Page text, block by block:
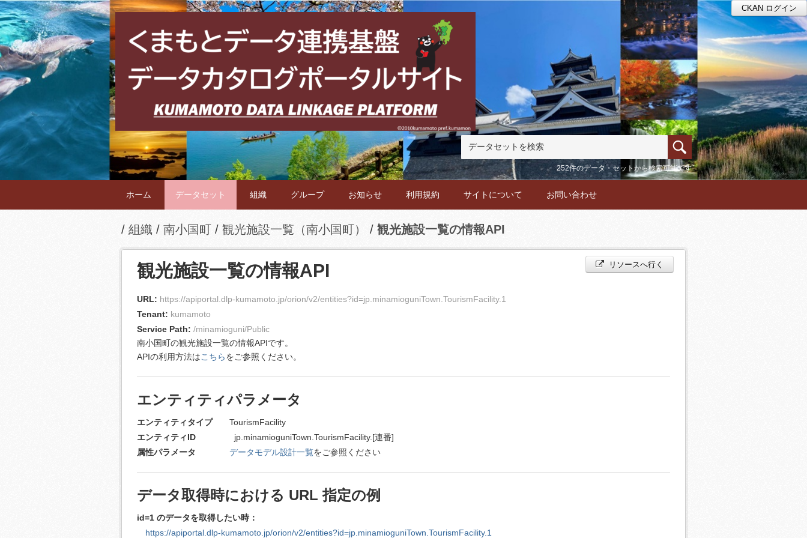
CKAN ログイン
252件のデータ・セットから検索可能です
ホーム データセット 組織 グループ お知らせ 利用規約 サイトについて お問い合わせ
組織 南小国町 観光施設一覧（南小国町） 観光施設一覧の情報API
リソースへ行く
観光施設一覧の情報API
URL: https://apiportal.dlp-kumamoto.jp/orion/v2/entities?id=jp.minamioguniTown.TourismFacility.1
Tenant: kumamoto
Service Path: /minamioguni/Public
南小国町の観光施設一覧の情報APIです。
APIの利用方法はこちらをご参照ください。
エンティティパラメータ
エンティティタイプTourismFacility
エンティティID jp.minamioguniTown.TourismFacility.[連番]
属性パラメータ
データモデル設計一覧をご参照ください
データ取得時における URL 指定の例
id=1 のデータを取得したい時：
https://apiportal.dlp-kumamoto.jp/orion/v2/entities?id=jp.minamioguniTown.TourismFacility.1